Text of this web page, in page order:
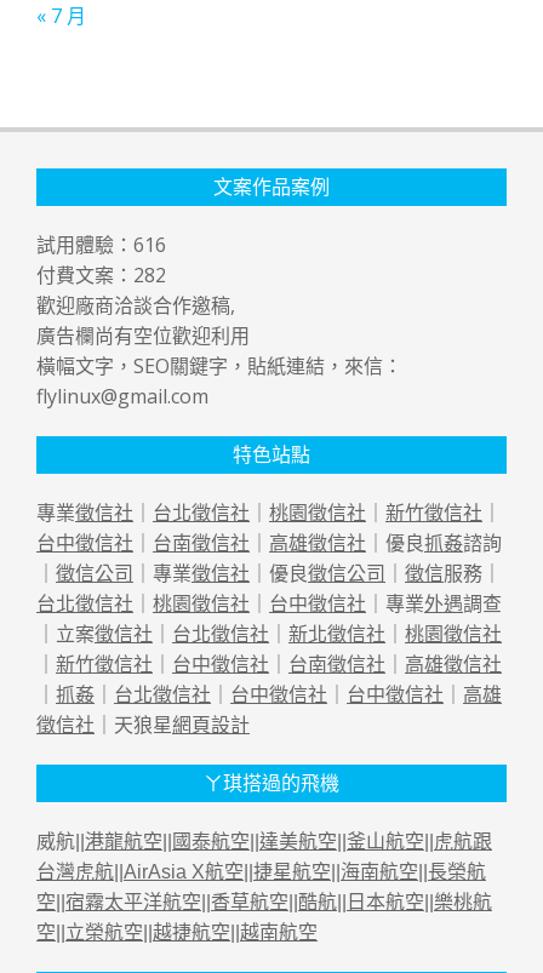
« 7 月
文案作品案例
試用體驗： 616
付費文案： 282
歡迎廠商洽談合作邀稿,
廣告欄尚有空位歡迎利用
橫幅文字，SEO關鍵字，貼紙連結，來信：
flylinux@gmail.com
特色站點
專業徵信社 ｜ 台北徵信社 ｜ 桃園徵信社 ｜ 新竹徵信社 ｜
台中徵信社 ｜ 台南徵信社 ｜ 高雄徵信社 ｜優良抓姦諮詢
｜ 徵信公司 ｜專業徵信社 ｜優良徵信公司 ｜ 徵信服務｜
台北徵信社 ｜ 桃園徵信社 ｜ 台中徵信社 ｜專業外遇調查
｜立案徵信社 ｜ 台北徵信社 ｜ 新北徵信社 ｜ 桃園徵信社
｜ 新竹徵信社 ｜ 台中徵信社 ｜ 台南徵信社 ｜ 高雄徵信社
｜ 抓姦 ｜ 台北徵信社 ｜ 台中徵信社 ｜ 台中徵信社 ｜ 高雄
徵信社 ｜天狼星網頁設計
ㄚ琪搭過的飛機
威航|| 港龍航空 國泰航空 達美航空 釜山航空
虎航跟
台灣虎航 AirAsia X航空 捷星航空 海南航空 長榮航
空 宿霧太平洋航空 香草航空 酷航 日本航空 樂桃航
空 立榮航空 越捷航空 越南航空